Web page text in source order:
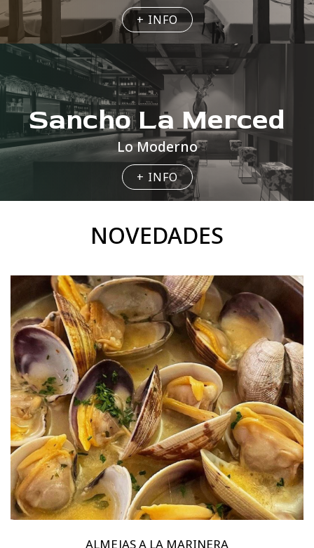
+ INFO
Sancho La Merced
Lo Moderno
+ INFO
NOVEDADES
ALMEJAS A LA MARINERA